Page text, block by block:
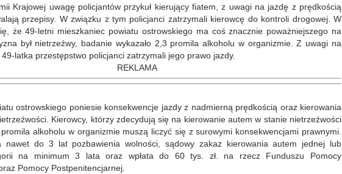
Krajowej uwagę policjantów przykuł kierujący fiatem, z uwagi na jazdę z prędkością
przepisy. W związku z tym policjanci zatrzymali kierowcę do kontroli drogowej. W
że 49-letni mieszkaniec powiatu ostrowskiego ma coś znacznie poważniejszego na
był nietrzeźwy, badanie wykazało 2,3 promila alkoholu w organizmie. Z uwagi na
49-latka przestępstwo policjanci zatrzymali jego prawo jazdy.
REKLAMA
ostrowskiego poniesie konsekwencje jazdy z nadmierną prędkością oraz kierowania
Kierowcy, którzy zdecydują się na kierowanie autem w stanie nietrzeźwości
alkoholu w organizmie muszą liczyć się z surowymi konsekwencjami prawnymi.
do 3 lat pozbawienia wolności, sądowy zakaz kierowania autem jednej lub
na minimum 3 lata oraz wpłata do 60 tys. zł. na rzecz Funduszu Pomocy
Pomocy Postpenitencjarnej.